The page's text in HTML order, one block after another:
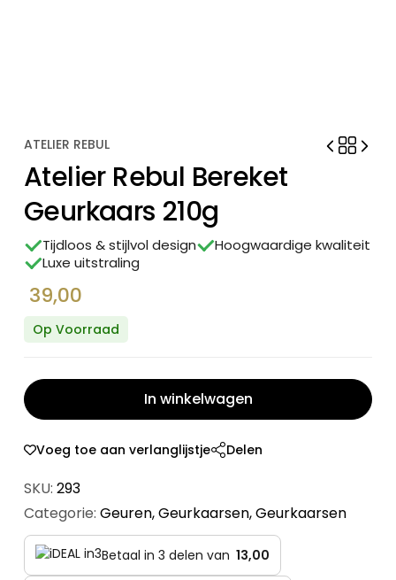
ATELIER REBUL
Atelier Rebul Bereket
Geurkaars 210g
Tijdloos & stijlvol design
Hoogwaardige kwaliteit
Luxe uitstraling
39,00
Op Voorraad
In winkelwagen
Voeg toe aan verlanglijstje Delen
SKU: 293
Categorie: Geuren,Geurkaarsen,Geurkaarsen
Betaal in 3 delen van 13,00